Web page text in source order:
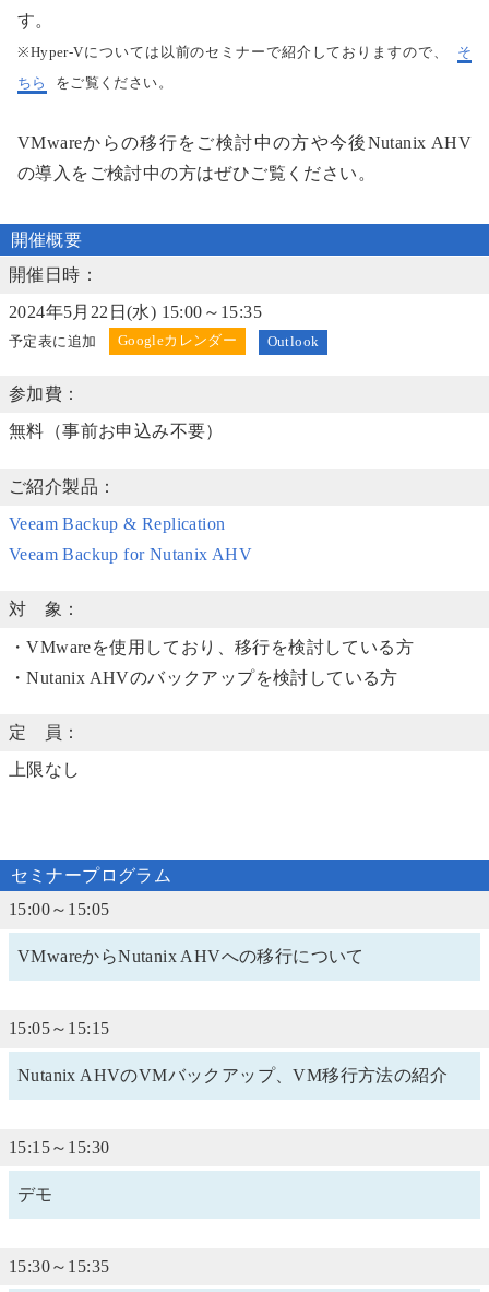
す。
※Hyper-Vについては以前のセミナーで紹介しておりますので、
そ
ちら
をご覧ください。
VMwareからの移行をご検討中の方や今後Nutanix AHV
の導入をご検討中の方はぜひご覧ください。
開催概要
開催日時：
2024年5月22日(水) 15:00～15:35
予定表に追加 Outlook
参加費：
無料（事前お申込み不要）
ご紹介製品：
Veeam Backup & Replication
Veeam Backup for Nutanix AHV
対 象：
・VMwareを使用しており、移行を検討している方
・Nutanix AHVのバックアップを検討している方
定 員：
上限なし
セミナープログラム
15:00～15:05
VMwareからNutanix AHVへの移行について
15:05～15:15
Nutanix AHVのVMバックアップ、VM移行方法の紹介
15:15～15:30
デモ
15:30～15:35